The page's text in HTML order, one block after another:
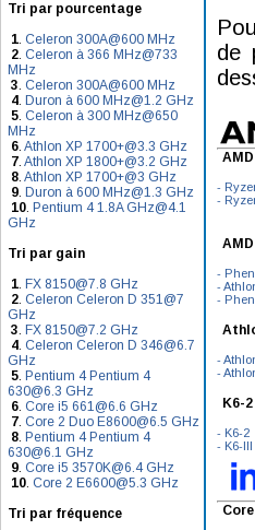
Tri par pourcentage
1. Celeron 300A@600 MHz
2. Celeron à 366 MHz@733
MHz
3. Celeron 300A@600 MHz
4. Duron à 600 MHz@1.2 GHz
5. Celeron à 300 MHz@650
MHz
6. Athlon XP 1700+@3.3 GHz
7. Athlon XP 1800+@3.2 GHz
8. Athlon XP 1700+@3 GHz
9. Duron à 600 MHz@1.3 GHz
10. Pentium 4 1.8A GHz@4.1
GHz
Tri par gain
1. FX 8150@7.8 GHz
2. Celeron Celeron D 351@7
GHz
3. FX 8150@7.2 GHz
4. Celeron Celeron D 346@6.7
GHz
5. Pentium 4 Pentium 4
630@6.3 GHz
6. Core i5 661@6.6 GHz
7. Core 2 Duo E8600@6.5 GHz
8. Pentium 4 Pentium 4
630@6.1 GHz
9. Core i5 3570K@6.4 GHz
10. Core 2 E6600@5.3 GHz
Tri par fréquence
de
-
-
-
-
-
-
-
K6-2
- K6-2
- K6-III